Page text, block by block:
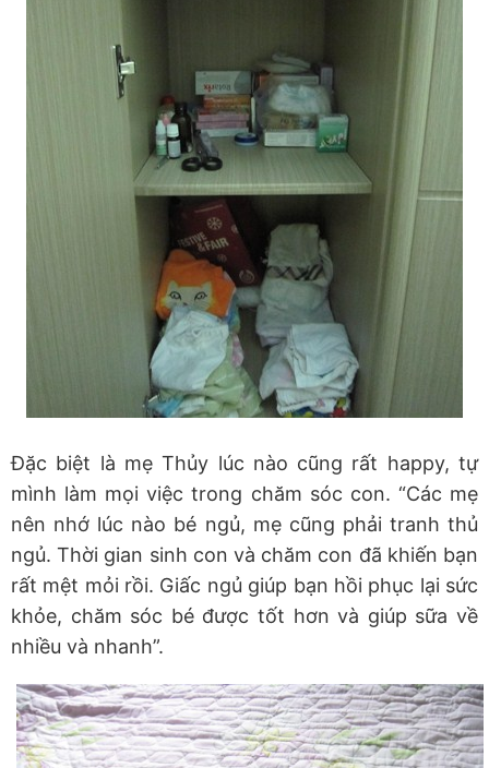
Đặc biệt là mẹ Thủy lúc nào cũng rất happy, tự
mình làm mọi việc trong chăm sóc con. “Các mẹ
nên nhớ lúc nào bé ngủ, mẹ cũng phải tranh thủ
ngủ. Thời gian sinh con và chăm con đã khiến bạn
rất mệt mỏi rồi. Giấc ngủ giúp bạn hồi phục lại sức
khỏe, chăm sóc bé được tốt hơn và giúp sữa về
nhiều và nhanh”.